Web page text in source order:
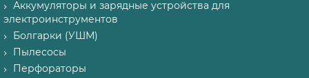
Аккумуляторы и зарядные устройства для
электроинструментов
Болгарки (УШМ)
Пылесосы
Перфораторы